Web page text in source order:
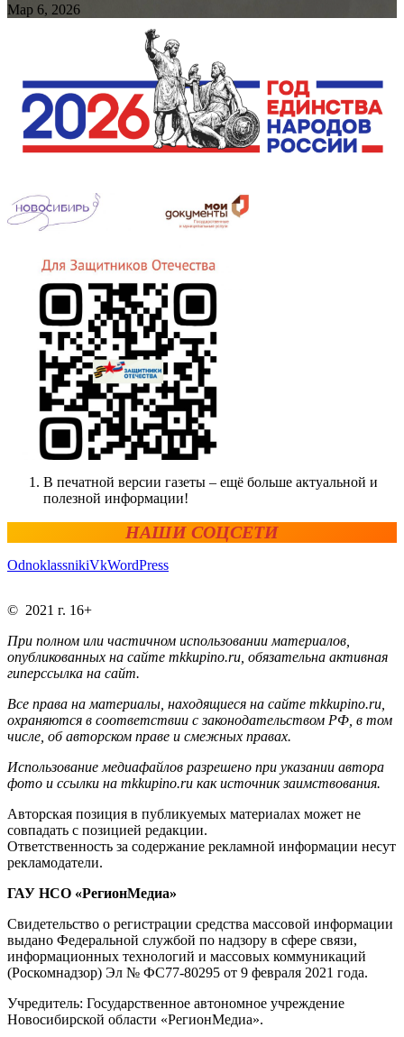
Мар 6, 2026
В печатной версии газеты – ещё больше актуальной и
полезной информации!
НАШИ СОЦСЕТИ
OdnoklassnikiVkWordPress
© 2021 г. 16+
При полном или частичном использовании материалов,
опубликованных на сайте mkkupino.ru, обязательна активная
гиперссылка на сайт.
Все права на материалы, находящиеся на сайте mkkupino.ru,
охраняются в соответствии с законодательством РФ, в том
числе, об авторском праве и смежных правах.
Использование медиафайлов разрешено при указании автора
фото и ссылки на mkkupino.ru как источник заимствования.
Авторская позиция в публикуемых материалах может не
совпадать с позицией редакции.
Ответственность за содержание рекламной информации несут
рекламодатели.
ГАУ НСО «РегионМедиа»
Свидетельство о регистрации средства массовой информации
выдано Федеральной службой по надзору в сфере связи,
информационных технологий и массовых коммуникаций
(Роскомнадзор) Эл № ФС77-80295 от 9 февраля 2021 года.
Учредитель: Государственное автономное учреждение
Новосибирской области «РегионМедиа».